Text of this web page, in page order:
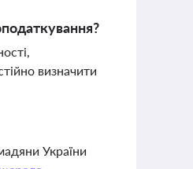
визначити
України